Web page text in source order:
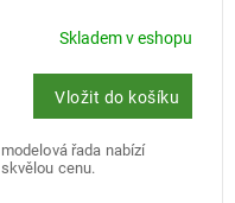
Skladem v eshopu
Vložit do košíku
řada nabízí
cenu.